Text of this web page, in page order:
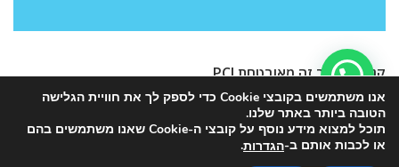
קנייה באתר זה מאובטחת PCI
אנו משתמשים בקובצי Cookie כדי לספק לך את חוויית הגלישה
הטובה ביותר באתר שלנו.
תוכל למצוא מידע נוסף על קובצי ה-Cookie שאנו משתמשים בהם
או לכבות אותם ב-הגדרות.